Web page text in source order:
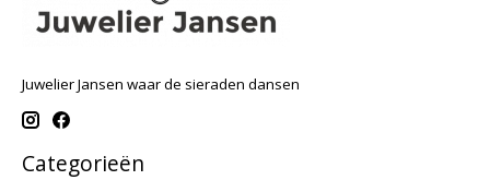
Juwelier Jansen waar de sieraden dansen
Categorieën